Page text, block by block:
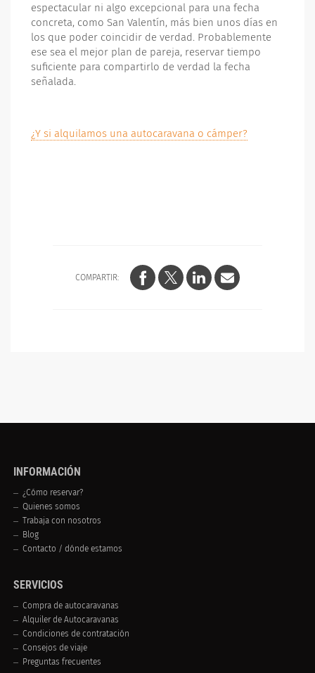
espectacular ni algo excepcional para una fecha
concreta, como San Valentín, más bien unos días en
los que poder coincidir de verdad. Probablemente
ese sea el mejor plan de pareja, reservar tiempo
suficiente para compartirlo de verdad la fecha
señalada.
¿Y si alquilamos una autocaravana o cámper?
COMPARTIR:
INFORMACIÓN
¿Cómo reservar?
Quienes somos
Trabaja con nosotros
Blog
Contacto / dónde estamos
SERVICIOS
Compra de autocaravanas
Alquiler de Autocaravanas
Condiciones de contratación
Consejos de viaje
Preguntas frecuentes